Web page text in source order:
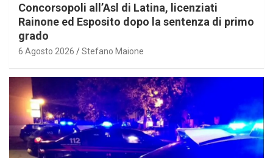
Concorsopoli all’Asl di Latina, licenziati
Rainone ed Esposito dopo la sentenza di primo
grado
6 Agosto 2026 Stefano Maione